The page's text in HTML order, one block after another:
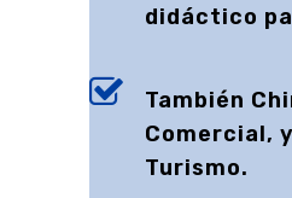
didáctico
También
Comercial,
Turismo.